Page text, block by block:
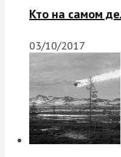
Кто на самом
03/10/2017